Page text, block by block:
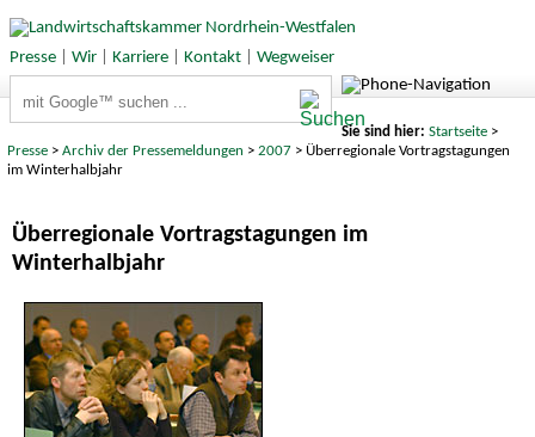
Presse| Wir| Karriere| Kontakt| Wegweiser
Sie sind hier: Startseite>
Presse >Archiv der Pressemeldungen > 2007 > Überregionale Vortragstagungen
im Winterhalbjahr
Überregionale Vortragstagungen im
Winterhalbjahr